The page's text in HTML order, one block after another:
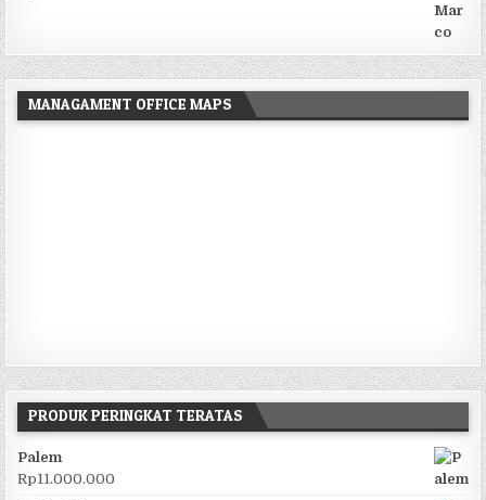
MANAGAMENT OFFICE MAPS
PRODUK PERINGKAT TERATAS
Palem
Rp11.000.000